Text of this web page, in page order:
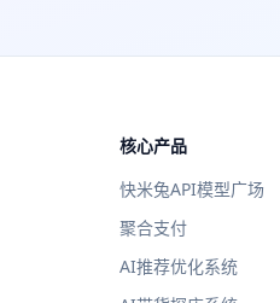
核心产品
快米兔API模型广场
聚合支付
AI推荐优化系统